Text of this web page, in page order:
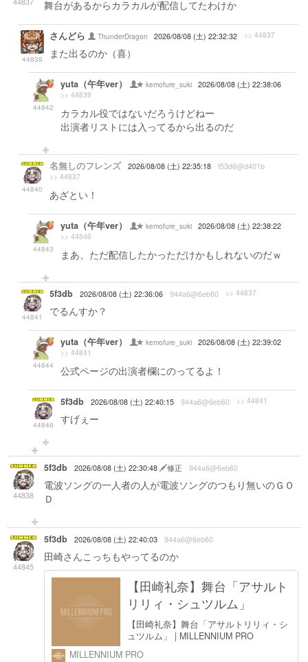
舞台があるからカラカルが配信してたわけか
44839
さんどら ThunderDragon 2026/08/08 (土) 22:32:32 >> 44837
また出るのか（喜）
44842
yuta（午年ver） kemofure_suki 2026/08/08 (土) 22:38:06
>> 44839
カラカル役ではないだろうけどねー
出演者リストには入ってるから出るのだ
44840
名無しのフレンズ 2026/08/08 (土) 22:35:18 f53d6@d401b
>> 44837
あざとい！
44843
yuta（午年ver） kemofure_suki 2026/08/08 (土) 22:38:22
>> 44840
まあ、ただ配信したかっただけかもしれないのだｗ
44841
5f3db 2026/08/08 (土) 22:36:06 944a6@6eb60 >> 44837
でるんすか？
44844
yuta（午年ver） kemofure_suki 2026/08/08 (土) 22:39:02
>> 44841
公式ページの出演者欄にのってるよ！
44846
5f3db 2026/08/08 (土) 22:40:15 944a6@6eb60 >> 44841
すげぇー
44838
5f3db 2026/08/08 (土) 22:30:48 修正 944a6@6eb60
電波ソングの一人者の人が電波ソングのつもり無いのＧＯ
Ｄ
44845
5f3db 2026/08/08 (土) 22:40:03 944a6@6eb60
田崎さんこっちもやってるのか
【田崎礼奈】舞台「アサルト
リリィ・シュツルム」
【田崎礼奈】舞台「アサルトリリィ・シ
ュツルム」 | MILLENNIUM PRO
MILLENNIUM PRO